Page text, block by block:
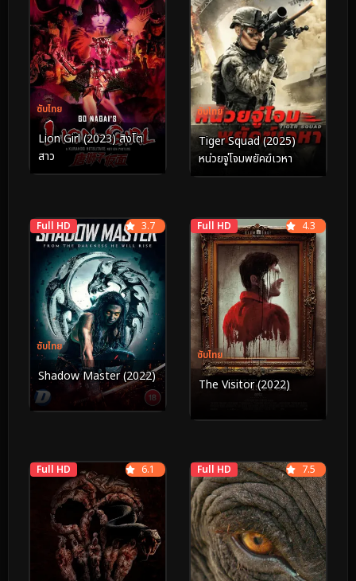
ซับไทย
Lion Girl (2023) สิงโต
สาว
ซับไทย
Tiger Squad (2025)
หน่วยจู่โจมพยัคฆ์เวหา
Full HD
ซับไทย
3.7
Shadow Master (2022)
Full HD
ซับไทย
4.3
The Visitor (2022)
Full HD 6.1 Full HD 7.5